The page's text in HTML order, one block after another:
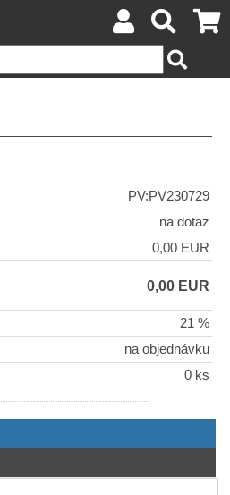
PV:PV230729
na dotaz
0,00 EUR
0,00 EUR
21 %
na objednávku
0 ks